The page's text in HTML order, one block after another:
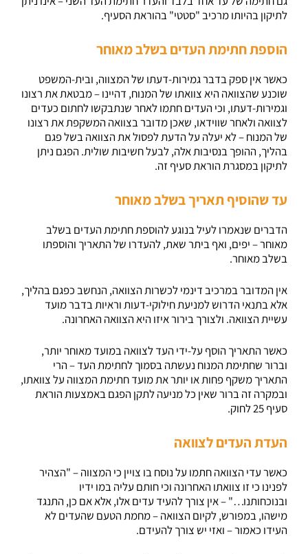
לתיקון בהיותו מרכיב "סטטי" בהוראת הסעיף.
הוספת חתימת העדים בשלב מאוחר
כאשר אין ספק בדבר גמירות-דעתו של המצווה, ובית-המשפט
שוכנע שהצוואה היא צוואתו של המנוח, דהיינו – מבטאת את רצונו
וגמירות-דעתו, וכי העדים חתמו לאחר שנתבקשו לחתום כעדים
לצוואה ולאחר שווידאו, שאכן מדובר בצוואה המשקפת את רצונו
של המנוח – לא יעלה על הדעת לפסול את הצוואה בשל פגם
בהליך, ההופך בנסיבות אלה, לבעל חשיבות שולית. הפגם ניתן
לתיקון במסגרת הוראת סעיף זה.
עד שהוסיף תאריך בשלב מאוחר
הדברים שנאמרו לעיל בנוגע להוספת חתימת העדים בשלב
מאוחר – יפים, ואף ביתר שאת, להעדרו של התאריך והוספתו
בשלב מאוחר.
אין המדובר במרכיב דינמי לכשרות הצוואה, הנחשב כפגם בהליך,
אלא בתנאי הדרוש למניעת חילוקי-דעות וראיות בדבר מועד
עשיית הצוואה. ולצורך בירור איזו היא הצוואה האחרונה.
כאשר התאריך הוסף על-ידי העד לצוואה במועד מאוחר יותר,
וברור שחתימת המנוח נעשתה בסמוך לחתימת העד – הרי
התאריך משקף פחות או יותר את מועד חתימת המצווה על צוואתו,
ובמקרה זה ברור שאין כל מניעה לתקן הפגם באמצעות הוראת
סעיף 25 לחוק.
העדת העדים לצוואה
כאשר עדי הצוואה חתמו על נוסח בו צויין כי המצווה – "הצהיר
לפנינו כי זו צוואתו האחרונה וכי חותם עליה במו ידיו
ובנוכחותנו…" – אין צורך להעיד עדים אלו, אלא אם כן, התנגד
מישהו, במפורש, לקיום הצוואה – מחמת הטעם שהעדים לא
העידו כאמור – ואזי יש צורך להעידם.